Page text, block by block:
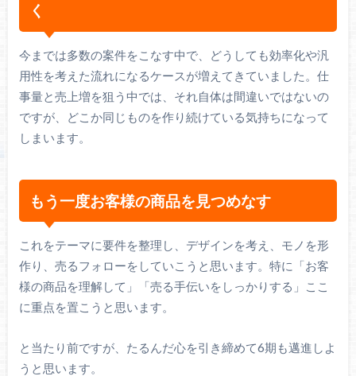
く
今までは多数の案件をこなす中で、どうしても効率化や汎
用性を考えた流れになるケースが増えてきていました。仕
事量と売上増を狙う中では、それ自体は間違いではないの
ですが、どこか同じものを作り続けている気持ちになって
しまいます。
もう一度お客様の商品を見つめなす
これをテーマに要件を整理し、デザインを考え、モノを形
作り、売るフォローをしていこうと思います。特に「お客
様の商品を理解して」「売る手伝いをしっかりする」ここ
に重点を置こうと思います。
と当たり前ですが、たるんだ心を引き締めて6期も邁進しよ
うと思います。